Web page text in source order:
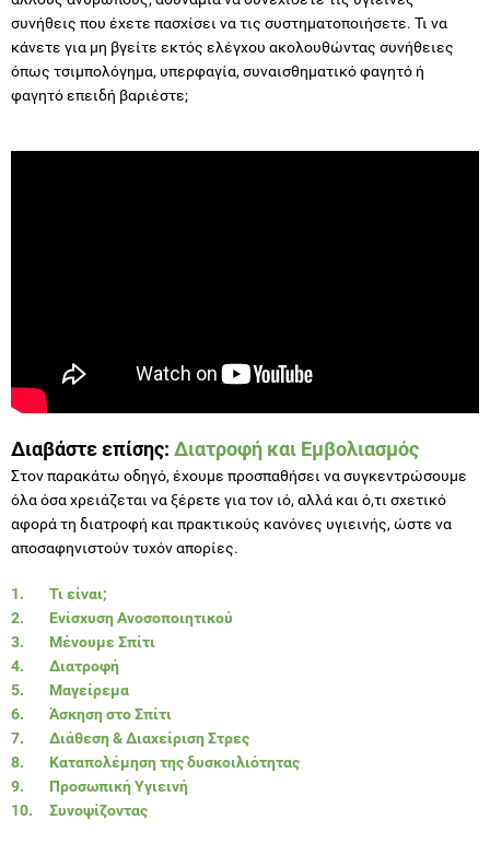
συνήθεις που έχετε πασχίσει να τις συστηματοποιήσετε. Τι να
κάνετε για μη βγείτε εκτός ελέγχου ακολουθώντας συνήθειες
όπως τσιμπολόγημα, υπερφαγία, συναισθηματικό φαγητό ή
φαγητό επειδή βαριέστε;
Διαβάστε επίσης: Διατροφή και Εμβολιασμός
Στον παρακάτω οδηγό, έχουμε προσπαθήσει να συγκεντρώσουμε
όλα όσα χρειάζεται να ξέρετε για τον ιό, αλλά και ό,τι σχετικό
αφορά τη διατροφή και πρακτικούς κανόνες υγιεινής, ώστε να
αποσαφηνιστούν τυχόν απορίες.
Τι είναι;
Ενίσχυση Ανοσοποιητικού
Μένουμε Σπίτι
Διατροφή
Μαγείρεμα
Άσκηση στο Σπίτι
Διάθεση & Διαχείριση Στρες
Καταπολέμηση της δυσκοιλιότητας
Προσωπική Υγιεινή
Συνοψίζοντας